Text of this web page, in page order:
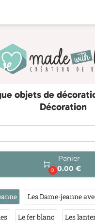
objets de
Décoration

0
Panier
0.00 €
Les Dame-jeanne
Le fer blanc Les